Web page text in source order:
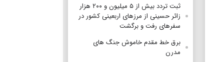
ثبت تردد بیش از ۵ میلیون و ۲۰۰ هزار
زائر حسینی از مرزهای اربعینی کشور در
سفرهای رفت و برگشت
برق خط مقدم خاموش جنگ های
مدرن